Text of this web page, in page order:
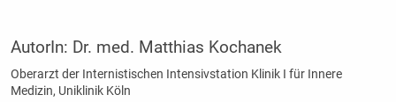
AutorIn: Dr. med. Matthias Kochanek
Oberarzt der Internistischen Intensivstation Klinik I für Innere
Medizin, Uniklinik Köln